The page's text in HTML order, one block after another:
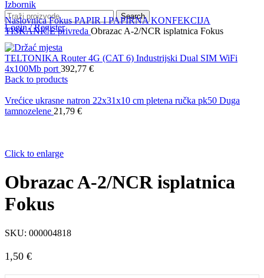
Izbornik
Search
Login / Register
NaslovnicaFokusPAPIR I PAPIRNA KONFEKCIJA
TISKANICEprivreda Obrazac A-2/NCR isplatnica Fokus
TELTONIKA Router 4G (CAT 6) Industrijski Dual SIM WiFi
4x100Mb port 392,77 €
Back to products
Vrećice ukrasne natron 22x31x10 cm pletena ručka pk50 Duga
tamnozelene 21,79 €
Click to enlarge
Obrazac A-2/NCR isplatnica
Fokus
SKU: 000004818
1,50 €